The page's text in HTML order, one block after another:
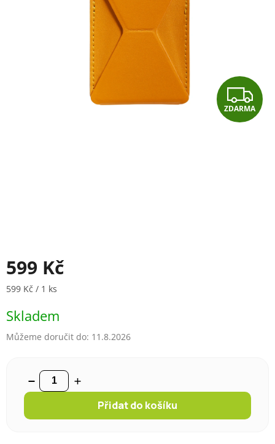
Z
D
ZDARMA
599 Kč
Měrná cena:
599 Kč / 1 ks
Skladem
Můžeme doručit do: 11.8.2026
Přidat do košíku